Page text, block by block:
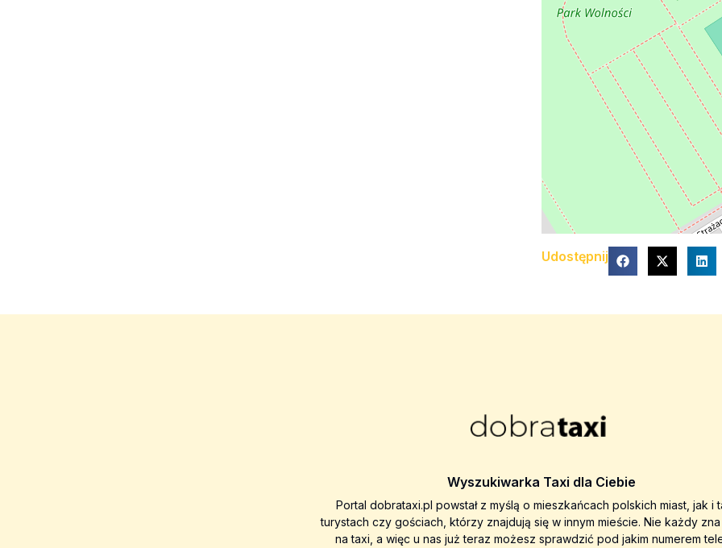
Udostępnij
Wyszukiwarka Taxi dla Ciebie
Portal dobrataxi.pl powstał z myślą o mieszkańcach polskich miast, jak i
turystach czy gościach, którzy znajdują się w innym mieście. Nie każdy
na taxi, a więc u nas już teraz możesz sprawdzić pod jakim numerem